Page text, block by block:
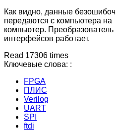
Как видно, данные
передаются с компьютера на
компьютер. Преобразователь
интерфейсов работает.
Read 17306 times
Ключевые слова: :
FPGA
ПЛИС
Verilog
UART
SPI
ftdi